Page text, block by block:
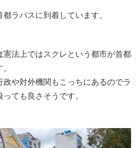
ラパスに到着しています。
憲法上ではスクレという都市が首都
政や対外機関もこっちにあるのでラ
ても良さそうです。